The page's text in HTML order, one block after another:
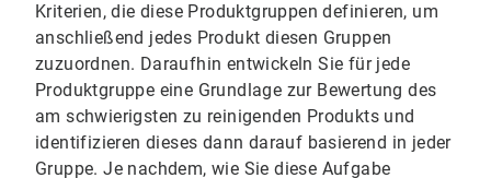
Kriterien, die diese Produktgruppen definieren, um
anschließend jedes Produkt diesen Gruppen
zuzuordnen. Daraufhin entwickeln Sie für jede
Produktgruppe eine Grundlage zur Bewertung des
am schwierigsten zu reinigenden Produkts und
identifizieren dieses dann darauf basierend in jeder
Gruppe. Je nachdem, wie Sie diese Aufgabe